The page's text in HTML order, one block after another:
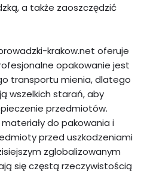
a także zaoszczędzić
krakow.net oferuje
opakowanie jest
transportu mienia, dlatego
wszelkich starań, aby
przedmiotów.
do pakowania i
przed uszkodzeniami
zglobalizowanym
się częstą rzeczywistością